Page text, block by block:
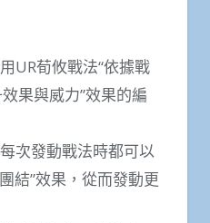
UR荀攸戰法“依據戰
果與威力”效果的編
次發動戰法時都可以
結”效果，從而發動更